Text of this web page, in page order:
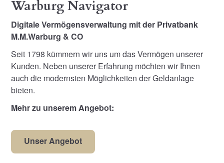
Warburg Navigator
Digitale Vermögensverwaltung mit der Privatbank
M.M.Warburg & CO
Seit 1798 kümmern wir uns um das Vermögen unserer
Kunden. Neben unserer Erfahrung möchten wir Ihnen
auch die modernsten Möglichkeiten der Geldanlage
bieten.
Mehr zu unserem Angebot:
Unser Angebot